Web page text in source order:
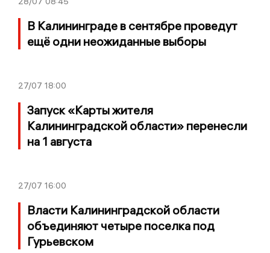
В Калининграде в сентябре проведут
ещё одни неожиданные выборы
27/07 18:00
Запуск «Карты жителя
Калининградской области» перенесли
на 1 августа
27/07 16:00
Власти Калининградской области
объединяют четыре поселка под
Гурьевском